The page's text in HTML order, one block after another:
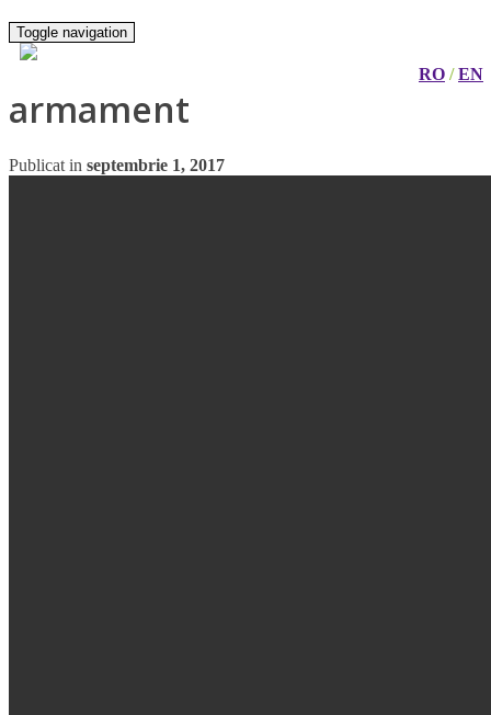
Toggle navigation
RO /EN
armament
Publicat in septembrie 1, 2017